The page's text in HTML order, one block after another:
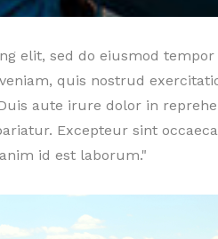
elit, sed do eiusmod
quis nostrud
aute irure dolor in
Excepteur sint
id est laborum."